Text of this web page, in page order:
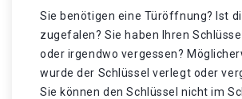
Sie benötigen eine Türöffnung? Ist
zugefalen? Sie haben Ihren
oder irgendwo vergessen?
wurde der Schlüssel verlegt oder
Sie können den Schlüssel nicht im